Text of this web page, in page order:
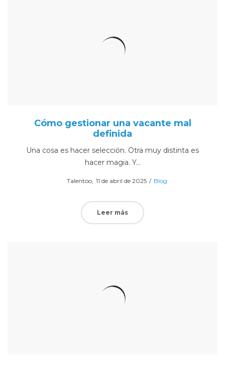
Cómo gestionar una vacante mal
definida
Una cosa es hacer selección. Otra muy distinta es
hacer magia. Y…
PorTalentoo Posted
11 de abril de 2025
Posted
Blog
Leer más